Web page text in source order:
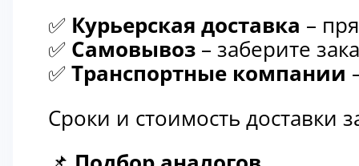
✅ Курьерская доставка –
✅ Самовывоз – заберите
✅ Транспортные компании
Сроки и стоимость доставки